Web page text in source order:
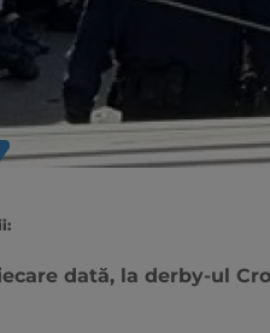
dată, la derby-ul